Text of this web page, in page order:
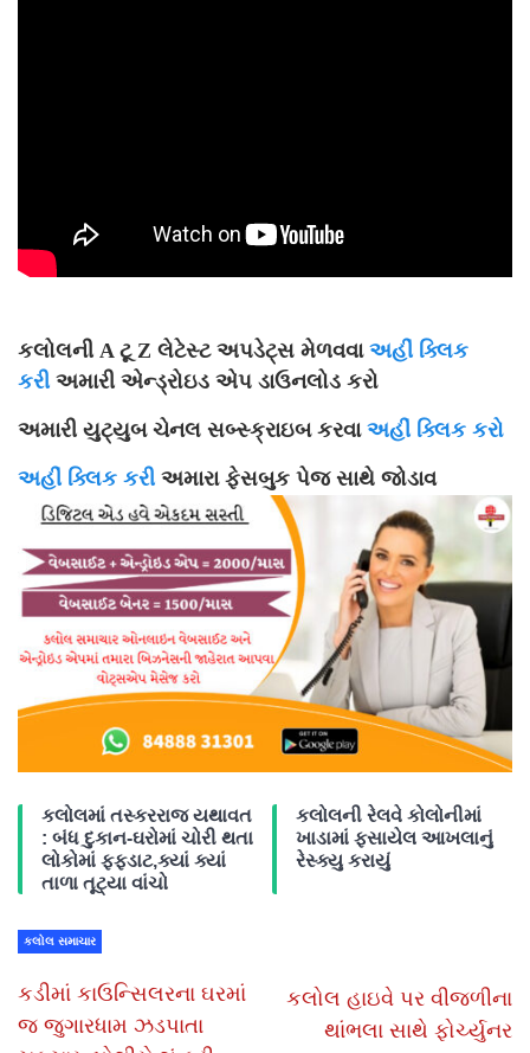
કલોલની A ટૂ Z લેટેસ્ટ અપડેટ્સ મેળવવા અહીં ક્લિક
કરી અમારી એન્ડ્રોઇડ એપ ડાઉનલોડ કરો
અમારી યુટ્યુબ ચેનલ સબ્સ્ક્રાઇબ કરવા અહીં ક્લિક કરો
અહીં ક્લિક કરી અમારા ફેસબુક પેજ સાથે જોડાવ
કલોલમાં તસ્કરરાજ યથાવત
: બંધ દુકાન-ઘરોમાં ચોરી થતા
લોકોમાં ફફડાટ,ક્યાં ક્યાં
તાળા તૂટ્યા વાંચો
કલોલની રેલવે કોલોનીમાં
ખાડામાં ફસાયેલ આખલાનું
રેસ્ક્યુ કરાયું
કલોલ સમાચાર
કડીમાં કાઉન્સિલરના ઘરમાં
જ જુગારધામ ઝડપાતા
કલોલ હાઇવે પર વીજળીના
થાંભલા સાથે ફોર્ચ્યુનર